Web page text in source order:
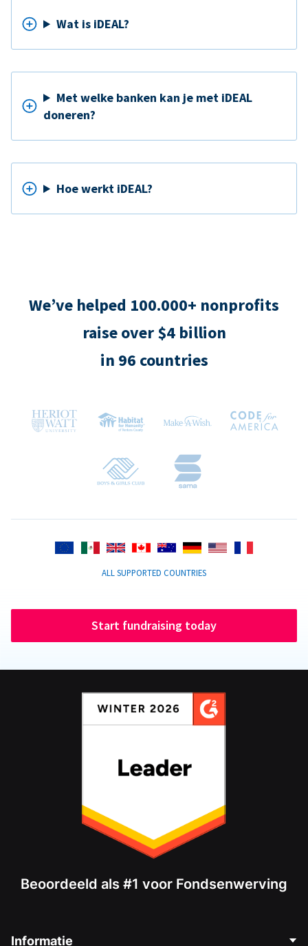
Wat is iDEAL?
Met welke banken kan je met iDEAL
doneren?
Hoe werkt iDEAL?
We’ve helped 100.000+ nonprofits
raise over $4 billion
in 96 countries
ALL SUPPORTED COUNTRIES
Start fundraising today
Beoordeeld als #1 voor Fondsenwerving
Informatie